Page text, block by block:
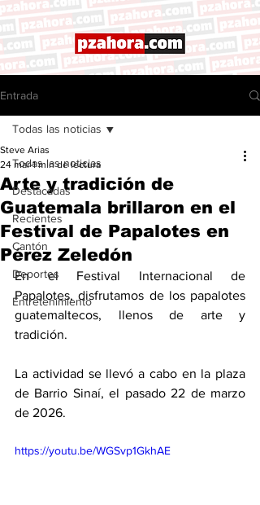
Entrada
Todas las noticias
Destacadas
Recientes
Cantón
Deportes
Entretenimiento
Todas las noticias
Arte y tradición de
Guatemala brillaron en el
Festival de Papalotes en
Pérez Zeledón
Steve Arias
24 mar 1 min de lectura
En el Festival Internacional de
Papalotes, disfrutamos de los papalotes
guatemaltecos, llenos de arte y
tradición.
La actividad se llevó a cabo en la plaza
de Barrio Sinaí, el pasado 22 de marzo
de 2026.
https://youtu.be/WGSvp1GkhAE